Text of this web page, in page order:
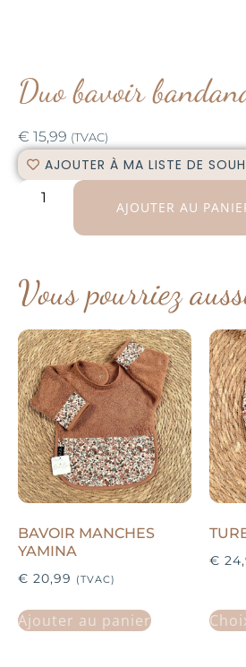
Duo bavoir
€ 15,99 (TVAC)
AJOUTER À MA LISTE DE
AJOUTER AU
Vous pourriez
BAVOIR MANCHES
YAMINA
€ 20,99 (TVAC)
Ajouter au panier
€